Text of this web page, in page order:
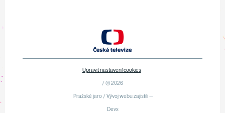
Upravit nastavení cookies
/ © 2026
Pražské jaro / Vývoj webu zajistili —
Devx